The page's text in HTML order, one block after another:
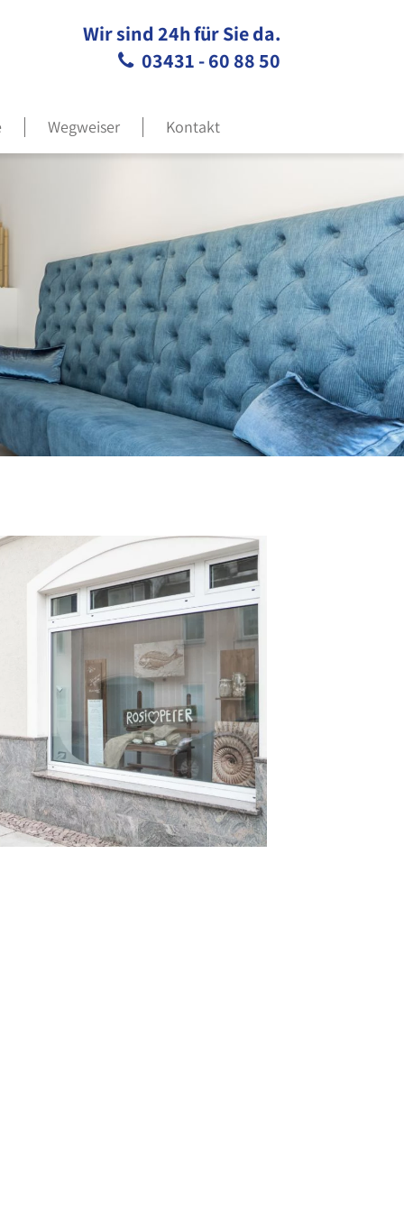
Wir sind 24h für Sie da.
03431 - 60 88 50
Wegweiser Kontakt